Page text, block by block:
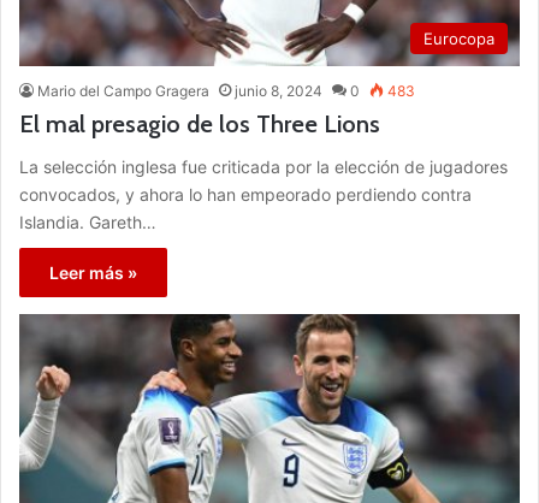
Eurocopa
Mario del Campo Gragera junio 8, 2024 0 483
El mal presagio de los Three Lions
La selección inglesa fue criticada por la elección de jugadores
convocados, y ahora lo han empeorado perdiendo contra
Islandia. Gareth…
Leer más »